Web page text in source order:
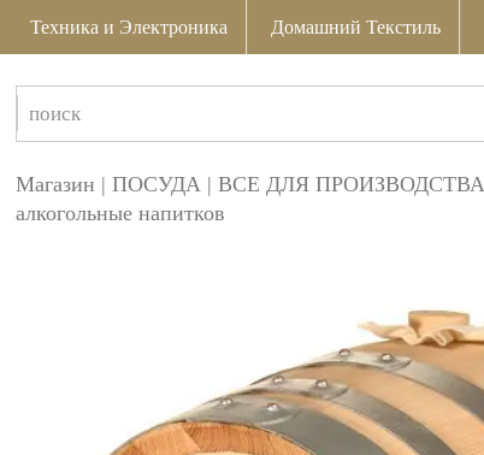
Техника и Электроника Домашний Текстиль
Магазин |ПОСУДА |ВСЕ ДЛЯ
алкогольные напитков